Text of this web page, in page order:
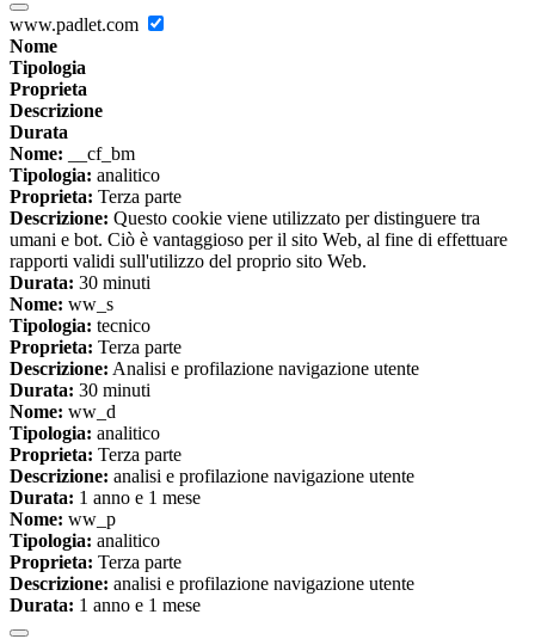
www.padlet.com
Nome
Tipologia
Proprieta
Descrizione
Durata
Nome: __cf_bm
Tipologia: analitico
Proprieta: Terza parte
Descrizione: Questo cookie viene utilizzato per distinguere tra
umani e bot. Ciò è vantaggioso per il sito Web, al fine di effettuare
rapporti validi sull'utilizzo del proprio sito Web.
Durata: 30 minuti
Nome: ww_s
Tipologia: tecnico
Proprieta: Terza parte
Descrizione: Analisi e profilazione navigazione utente
Durata: 30 minuti
Nome: ww_d
Tipologia: analitico
Proprieta: Terza parte
Descrizione: analisi e profilazione navigazione utente
Durata: 1 anno e 1 mese
Nome: ww_p
Tipologia: analitico
Proprieta: Terza parte
Descrizione: analisi e profilazione navigazione utente
Durata: 1 anno e 1 mese